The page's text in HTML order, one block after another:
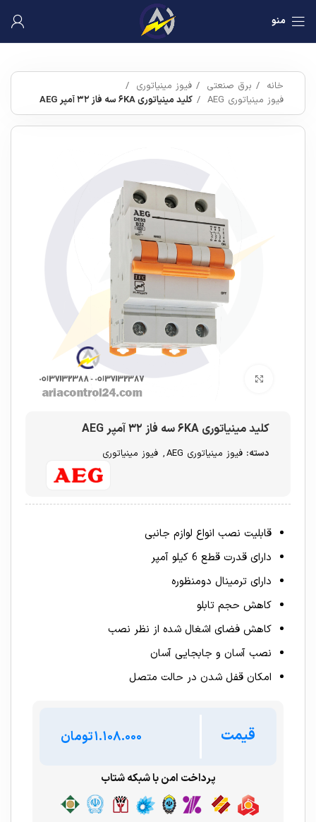
منو
خانه برق صنعتی
فیوز مینیاتوری
فیوز مینیاتوری AEG
کلید مینیاتوری ۶KA سه فاز ۳۲ آمپر AEG
کلید مینیاتوری ۶KA سه فاز ۳۲ آمپر AEG
دسته: فیوز مینیاتوری AEG , فیوز مینیاتوری
قابلیت نصب انواع لوازم جانبی
دارای قدرت قطع 6 کیلو آمپر
دارای ترمینال دومنظوره
کاهش حجم تابلو
کاهش فضای اشغال شده از نظر نصب
نصب آسان و جابجایی آسان
امکان قفل شدن در حالت متصل
قیمت تومان
پرداخت امن با شبکه شتاب